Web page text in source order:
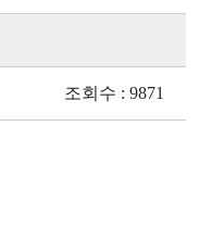
조회수 : 9871